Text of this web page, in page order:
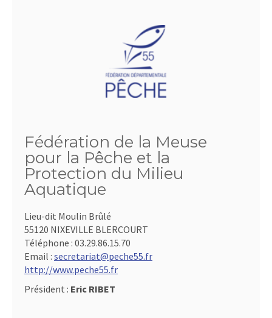
Fédération de la Meuse
pour la Pêche et la
Protection du Milieu
Aquatique
Lieu-dit Moulin Brûlé
55120 NIXEVILLE BLERCOURT
Téléphone : 03.29.86.15.70
Email : secretariat@peche55.fr
http://www.peche55.fr
Président : Eric RIBET